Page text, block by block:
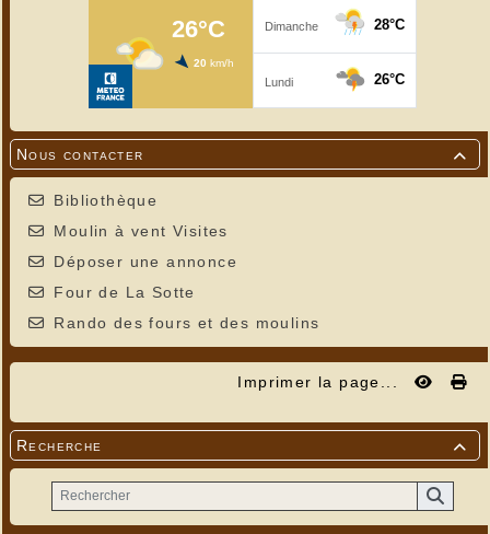

Nous contacter
Bibliothèque
Moulin à vent Visites
Déposer une annonce
Four de La Sotte
Rando des fours et des moulins
Imprimer la page...

Recherche